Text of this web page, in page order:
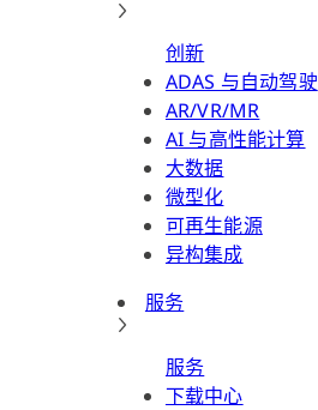
创新
ADAS 与自动驾驶
AR/VR/MR
AI 与高性能计算
大数据
微型化
可再生能源
异构集成
服务
服务
下载中心